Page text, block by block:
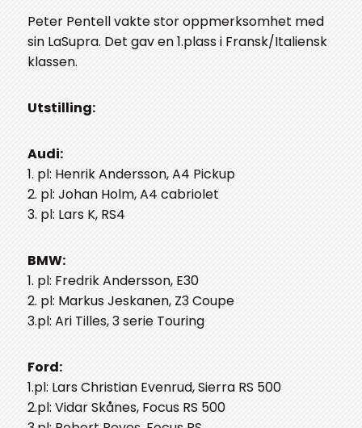
Peter Pentell vakte stor oppmerksomhet med
sin LaSupra. Det gav en 1.plass i Fransk/Italiensk
klassen.
Utstilling:
Audi:
1. pl: Henrik Andersson, A4 Pickup
2. pl: Johan Holm, A4 cabriolet
3. pl: Lars K, RS4
BMW:
1. pl: Fredrik Andersson, E30
2. pl: Markus Jeskanen, Z3 Coupe
3.pl: Ari Tilles, 3 serie Touring
Ford:
1.pl: Lars Christian Evenrud, Sierra RS 500
2.pl: Vidar Skånes, Focus RS 500